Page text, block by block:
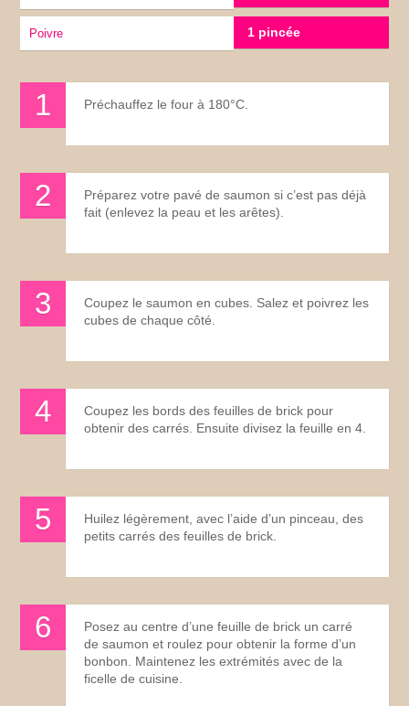
Poivre 1 pincée
Préchauffez le four à 180°C.
Préparez votre pavé de saumon si c’est pas déjà
fait (enlevez la peau et les arêtes).
Coupez le saumon en cubes. Salez et poivrez les
cubes de chaque côté.
Coupez les bords des feuilles de brick pour
obtenir des carrés. Ensuite divisez la feuille en 4.
Huilez légèrement, avec l’aide d’un pinceau, des
petits carrés des feuilles de brick.
Posez au centre d’une feuille de brick un carré
de saumon et roulez pour obtenir la forme d’un
bonbon. Maintenez les extrémités avec de la
ficelle de cuisine.